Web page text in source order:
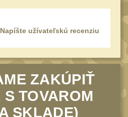
Napíšte užívateľskú recenziu
ZAKÚPIŤ
TOVAROM
SKLADE)